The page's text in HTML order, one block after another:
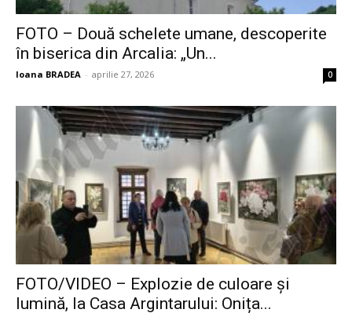
FOTO – Două schelete umane, descoperite
în biserica din Arcalia: „Un...
Ioana BRADEA - aprilie 27, 2026 0
FOTO/VIDEO – Explozie de culoare și
lumină, la Casa Argintarului: Onița...